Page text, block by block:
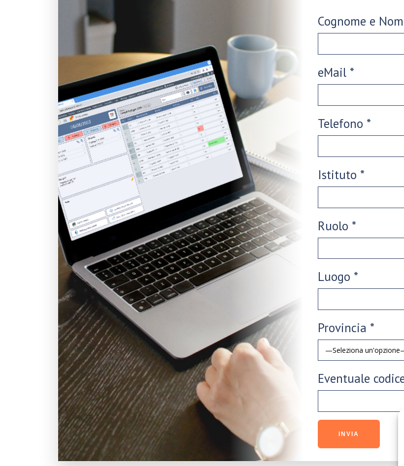
Cognome e
eMail *
Telefono *
Istituto *
Ruolo *
Luogo *
Provincia *
Eventuale